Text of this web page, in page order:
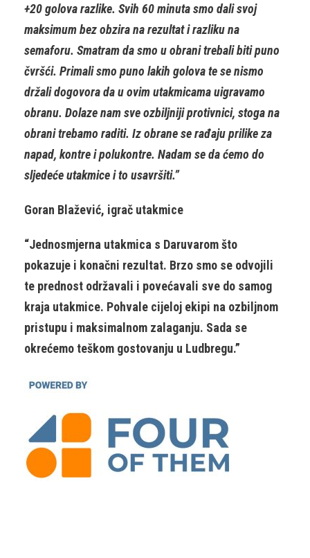
+20 golova razlike. Svih 60 minuta smo dali svoj
maksimum bez obzira na rezultat i razliku na
semaforu. Smatram da smo u obrani trebali biti puno
čvršći. Primali smo puno lakih golova te se nismo
držali dogovora da u ovim utakmicama uigravamo
obranu. Dolaze nam sve ozbiljniji protivnici, stoga na
obrani trebamo raditi. Iz obrane se rađaju prilike za
napad, kontre i polukontre. Nadam se da ćemo do
sljedeće utakmice i to usavršiti.”
Goran Blažević, igrač utakmice
“Jednosmjerna utakmica s Daruvarom što
pokazuje i konačni rezultat. Brzo smo se odvojili
te prednost održavali i povećavali sve do samog
kraja utakmice. Pohvale cijeloj ekipi na ozbiljnom
pristupu i maksimalnom zalaganju. Sada se
okrećemo teškom gostovanju u Ludbregu.”